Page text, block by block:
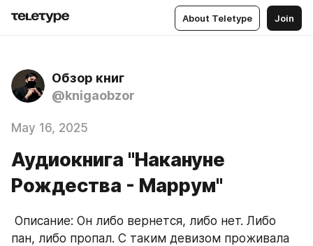
About Teletype Join
Обзор книг
@knigaobzor
May 16, 2025
Аудиокнига "Накануне
Рождества - Маррум"
пан, либо пропал. С таким девизом проживала